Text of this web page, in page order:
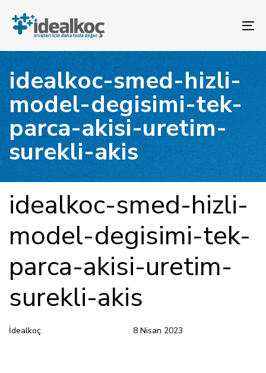
atla
gezinme
bölümüne
geç
İçeriğe
atlaidealkoc-smed-hizli-
model-degisimi-tek-
parca-akisi-uretim-
surekli-akis
idealkoc-smed-hizli-
model-degisimi-tek-
parca-akisi-uretim-
surekli-akis
İdealkoç 8 Nisan 2023